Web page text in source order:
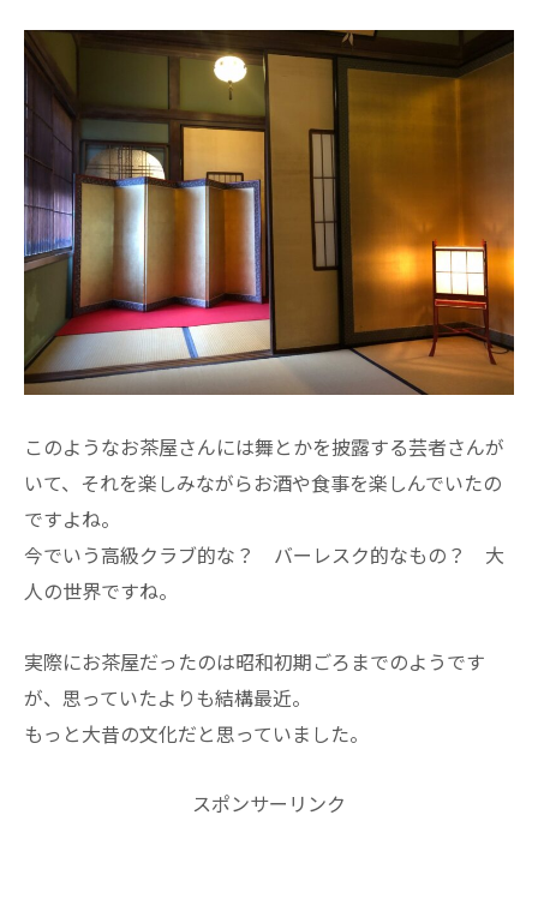
このようなお茶屋さんには舞とかを披露する芸者さんが
いて、それを楽しみながらお酒や食事を楽しんでいたの
ですよね。
今でいう高級クラブ的な？ バーレスク的なもの？ 大
人の世界ですね。
実際にお茶屋だったのは昭和初期ごろまでのようです
が、思っていたよりも結構最近。
もっと大昔の文化だと思っていました。
スポンサーリンク